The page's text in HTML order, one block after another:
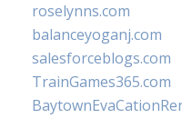
roselynns.com
balanceyoganj.com
salesforceblogs.com
TrainGames365.com